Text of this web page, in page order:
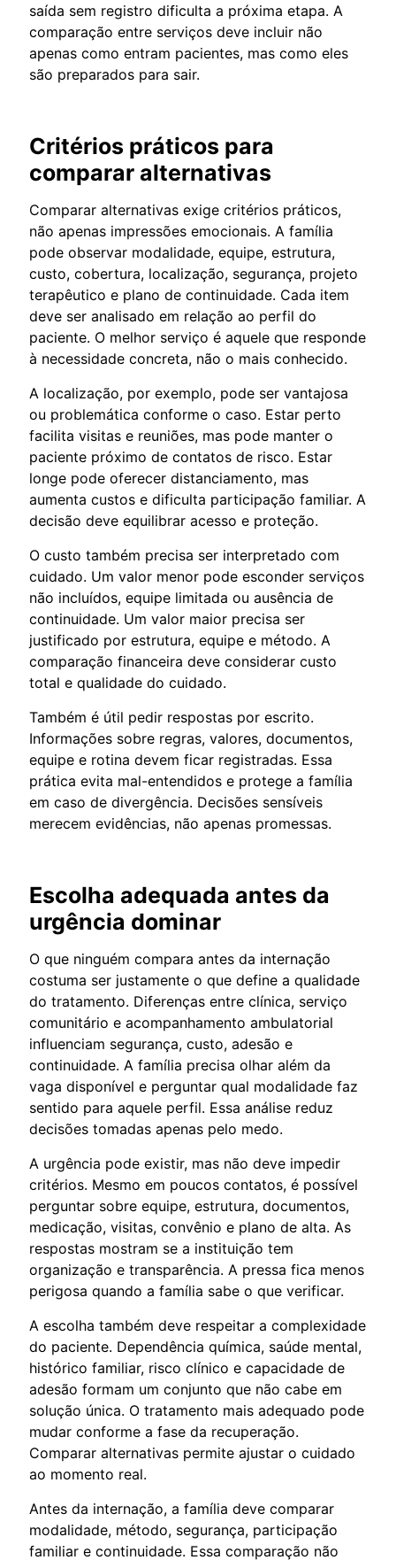
saída sem registro dificulta a próxima etapa. A
comparação entre serviços deve incluir não
apenas como entram pacientes, mas como eles
são preparados para sair.
Critérios práticos para
comparar alternativas
Comparar alternativas exige critérios práticos,
não apenas impressões emocionais. A família
pode observar modalidade, equipe, estrutura,
custo, cobertura, localização, segurança, projeto
terapêutico e plano de continuidade. Cada item
deve ser analisado em relação ao perfil do
paciente. O melhor serviço é aquele que responde
à necessidade concreta, não o mais conhecido.
A localização, por exemplo, pode ser vantajosa
ou problemática conforme o caso. Estar perto
facilita visitas e reuniões, mas pode manter o
paciente próximo de contatos de risco. Estar
longe pode oferecer distanciamento, mas
aumenta custos e dificulta participação familiar. A
decisão deve equilibrar acesso e proteção.
O custo também precisa ser interpretado com
cuidado. Um valor menor pode esconder serviços
não incluídos, equipe limitada ou ausência de
continuidade. Um valor maior precisa ser
justificado por estrutura, equipe e método. A
comparação financeira deve considerar custo
total e qualidade do cuidado.
Também é útil pedir respostas por escrito.
Informações sobre regras, valores, documentos,
equipe e rotina devem ficar registradas. Essa
prática evita mal-entendidos e protege a família
em caso de divergência. Decisões sensíveis
merecem evidências, não apenas promessas.
Escolha adequada antes da
urgência dominar
O que ninguém compara antes da internação
costuma ser justamente o que define a qualidade
do tratamento. Diferenças entre clínica, serviço
comunitário e acompanhamento ambulatorial
influenciam segurança, custo, adesão e
continuidade. A família precisa olhar além da
vaga disponível e perguntar qual modalidade faz
sentido para aquele perfil. Essa análise reduz
decisões tomadas apenas pelo medo.
A urgência pode existir, mas não deve impedir
critérios. Mesmo em poucos contatos, é possível
perguntar sobre equipe, estrutura, documentos,
medicação, visitas, convênio e plano de alta. As
respostas mostram se a instituição tem
organização e transparência. A pressa fica menos
perigosa quando a família sabe o que verificar.
A escolha também deve respeitar a complexidade
do paciente. Dependência química, saúde mental,
histórico familiar, risco clínico e capacidade de
adesão formam um conjunto que não cabe em
solução única. O tratamento mais adequado pode
mudar conforme a fase da recuperação.
Comparar alternativas permite ajustar o cuidado
ao momento real.
Antes da internação, a família deve comparar
modalidade, método, segurança, participação
familiar e continuidade. Essa comparação não